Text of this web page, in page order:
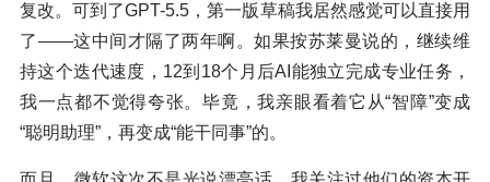
复改。可到了GPT-5.5，第一版草稿我居然感觉可以直接用
了——这中间才隔了两年啊。如果按苏莱曼说的，继续维
持这个迭代速度，12到18个月后AI能独立完成专业任务，
我一点都不觉得夸张。毕竟，我亲眼看着它从“智障”变成
“聪明助理”，再变成“能干同事”的。